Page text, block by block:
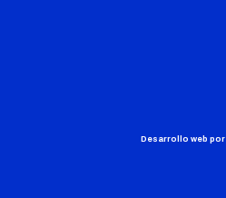
Desarrollo web por